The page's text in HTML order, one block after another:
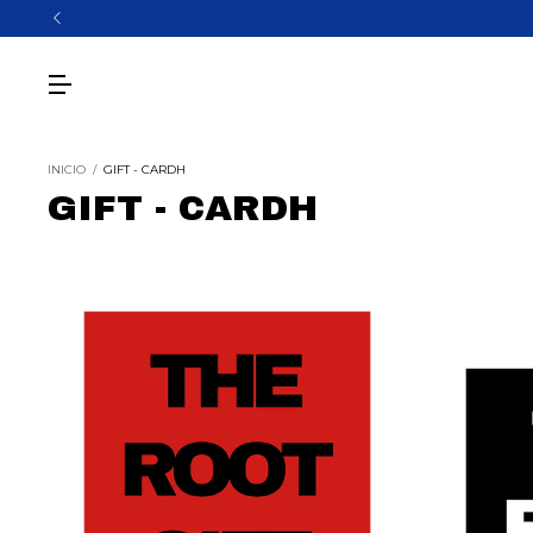
INICIO / GIFT - CARDH
GIFT - CARDH